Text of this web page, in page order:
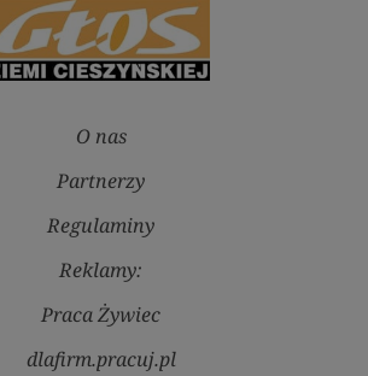
O nas
Partnerzy
Regulaminy
Reklamy:
Praca Żywiec
dlafirm.pracuj.pl